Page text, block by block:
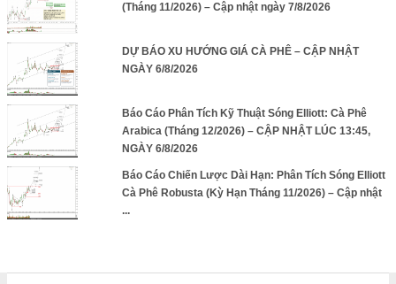
(Tháng 11/2026) – Cập nhật ngày 7/8/2026
DỰ BÁO XU HƯỚNG GIÁ CÀ PHÊ – CẬP NHẬT
NGÀY 6/8/2026
Báo Cáo Phân Tích Kỹ Thuật Sóng Elliott: Cà Phê
Arabica (Tháng 12/2026) – CẬP NHẬT LÚC 13:45,
NGÀY 6/8/2026
Báo Cáo Chiến Lược Dài Hạn: Phân Tích Sóng Elliott
Cà Phê Robusta (Kỳ Hạn Tháng 11/2026) – Cập nhật
...